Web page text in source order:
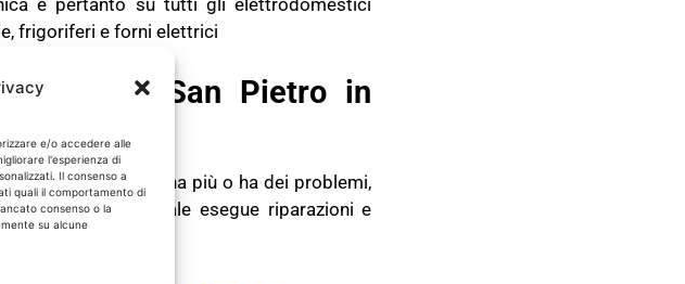
e/o accedere alle
l'esperienza di
Il consenso a
quali il comportamento di
consenso o la
su alcune
è pertanto su tutti gli elettrodomestici
frigoriferi e forni elettrici
San Pietro in
non funziona più o ha dei problemi,
Pietro in Casale esegue riparazioni e